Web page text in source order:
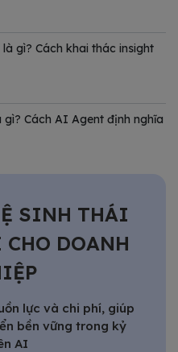
gì? Cách khai thác insight
Cách AI Agent định nghĩa
SINH THÁI
DOANH
lực và chi phí, giúp
bền vững trong kỷ
AI